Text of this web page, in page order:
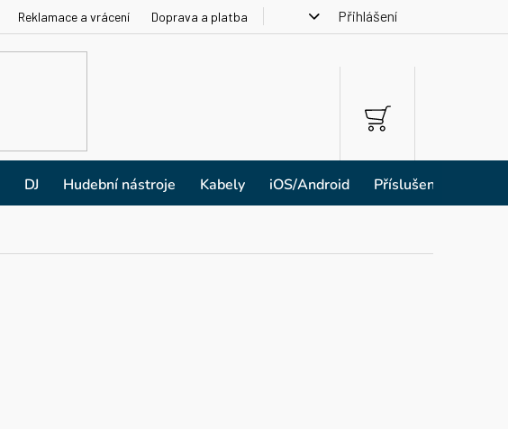
Reklamace a vrácení Doprava a platba Přihlášení
NÁKUPNÍ
KOŠÍK
DJ Hudební nástroje Kabely iOS/Android Příslušenství